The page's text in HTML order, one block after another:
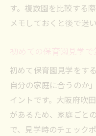
す。複数園を比較する
メモしておくと後で迷
初めての保育園見学
初めて保育園見学をす
自分の家庭に合うのか
イントです。大阪府吹
があるため、家庭ごと
で、見学時のチェック